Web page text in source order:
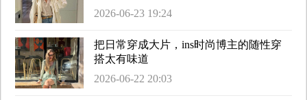
2026-06-23 19:24
把日常穿成大片，ins时尚博主的随性穿
搭太有味道
2026-06-22 20:03